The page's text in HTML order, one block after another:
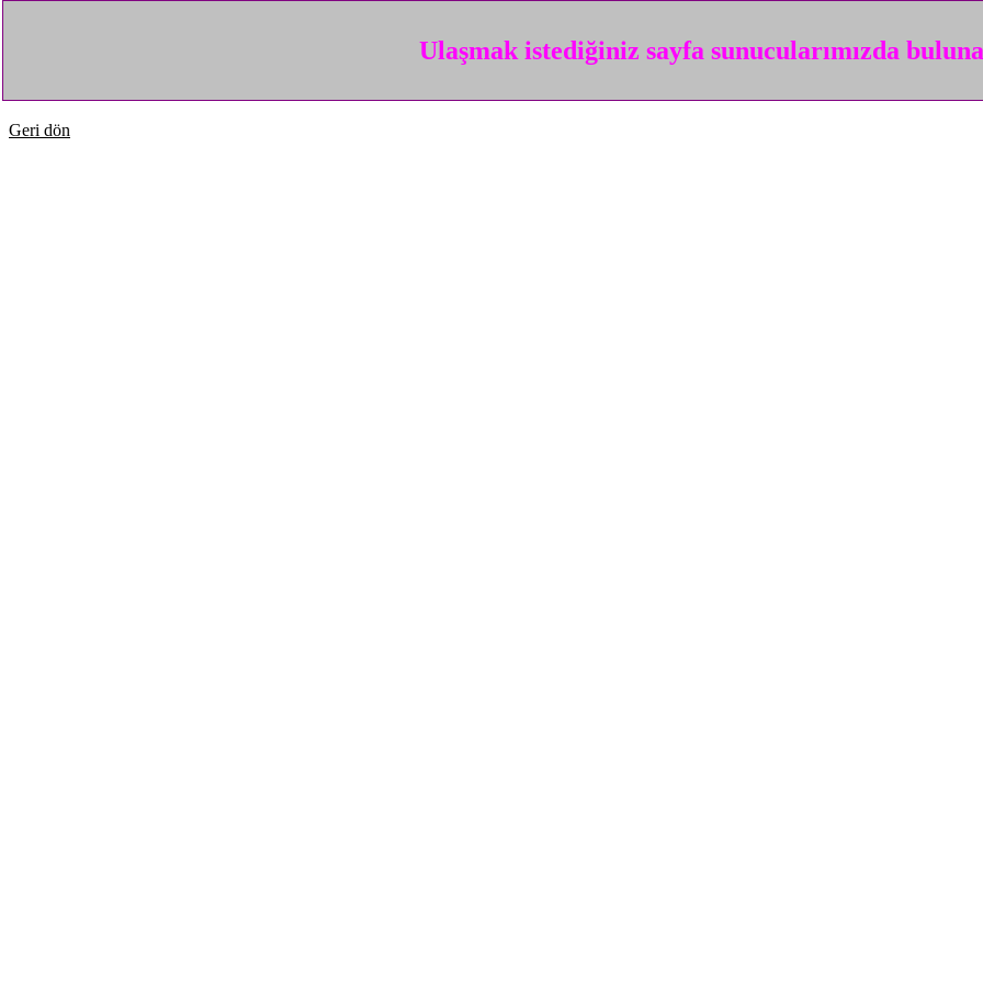
Ulaşmak istediğiniz sayfa sunucularımızda
Geri dön